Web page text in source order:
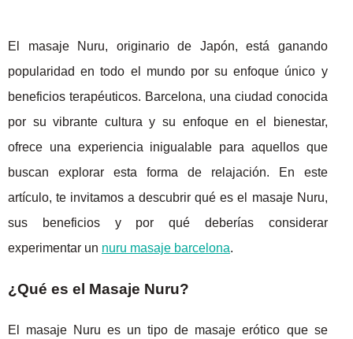
El masaje Nuru, originario de Japón, está ganando
popularidad en todo el mundo por su enfoque único y
beneficios terapéuticos. Barcelona, una ciudad conocida
por su vibrante cultura y su enfoque en el bienestar,
ofrece una experiencia inigualable para aquellos que
buscan explorar esta forma de relajación. En este
artículo, te invitamos a descubrir qué es el masaje Nuru,
sus beneficios y por qué deberías considerar
experimentar un nuru masaje barcelona.
¿Qué es el Masaje Nuru?
El masaje Nuru es un tipo de masaje erótico que se